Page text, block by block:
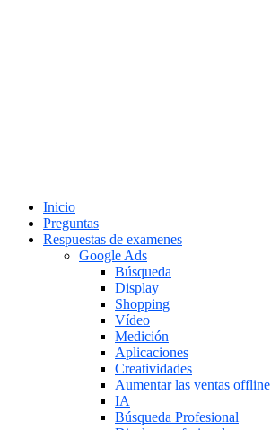
Inicio
Preguntas
Respuestas de examenes
Google Ads
Búsqueda
Display
Shopping
Vídeo
Medición
Aplicaciones
Creatividades
Aumentar las ventas offline
IA
Búsqueda Profesional